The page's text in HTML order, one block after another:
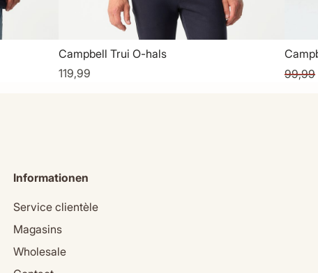
Campbell Trui O-hals
119,99
99,99
Informationen
Service clientèle
Magasins
Wholesale